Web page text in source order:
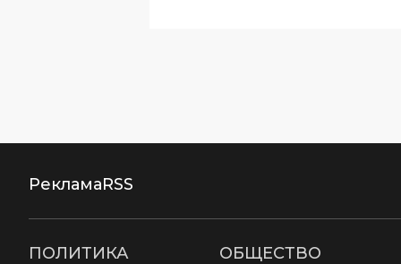
РекламаRSS
ПОЛИТИКА ОБЩЕСТВО